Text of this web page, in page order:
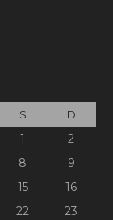
S D
1
2
8
9
15
16
22
23